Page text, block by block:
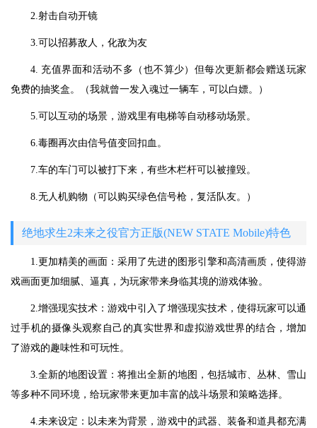
2.射击自动开镜
3.可以招募敌人，化敌为友
4. 充值界面和活动不多（也不算少）但每次更新都会赠送玩家
免费的抽奖盒。（我就曾一发入魂过一辆车，可以白嫖。）
5.可以互动的场景，游戏里有电梯等自动移动场景。
6.毒圈再次由信号值变回扣血。
7.车的车门可以被打下来，有些木栏杆可以被撞毁。
8.无人机购物（可以购买绿色信号枪，复活队友。）
绝地求生2未来之役官方正版(NEW STATE Mobile)特色
1.更加精美的画面：采用了先进的图形引擎和高清画质，使得游
戏画面更加细腻、逼真，为玩家带来身临其境的游戏体验。
2.增强现实技术：游戏中引入了增强现实技术，使得玩家可以通
过手机的摄像头观察自己的真实世界和虚拟游戏世界的结合，增加
了游戏的趣味性和可玩性。
3.全新的地图设置：将推出全新的地图，包括城市、丛林、雪山
等多种不同环境，给玩家带来更加丰富的战斗场景和策略选择。
4.未来设定：以未来为背景，游戏中的武器、装备和道具都充满